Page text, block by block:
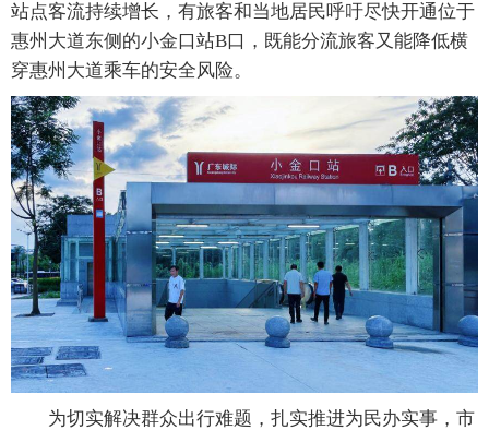
站点客流持续增长，有旅客和当地居民呼吁尽快开通位于
惠州大道东侧的小金口站B口，既能分流旅客又能降低横
穿惠州大道乘车的安全风险。
为切实解决群众出行难题，扎实推进为民办实事，市